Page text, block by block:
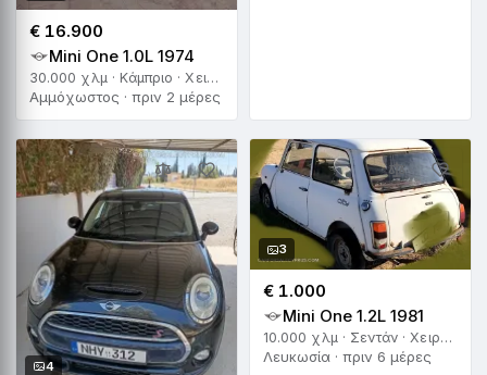
€ 16.900
Mini One 1.0L 1974
30.000 χλμ · Κάμπριο · Χειροκίνητο
Αμμόχωστος · πριν 2 μέρες
4
3
€ 1.000
Mini One 1.2L 1981
10.000 χλμ · Σεντάν · Χειροκίνητο
Λευκωσία · πριν 6 μέρες